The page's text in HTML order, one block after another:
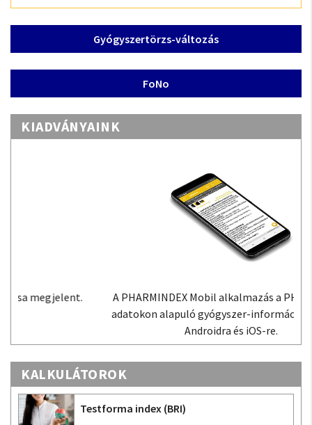
Gyógyszertörzs-változás
FoNo
KIADVÁNYAINK
A PHARMINDEX Mobil alkalmazás a PHARMINDEX
adatokon alapuló gyógyszer-információs tudástár
Androidra és iOS-re.
KALKULÁTOROK
Testforma index (BRI)